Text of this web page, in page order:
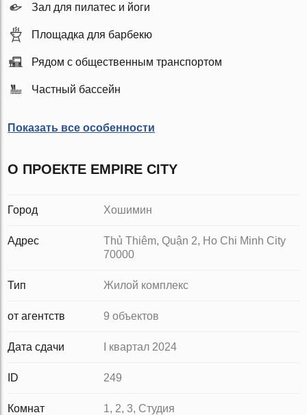
Зал для пилатес и йоги
Площадка для барбекю
Рядом с общественным транспортом
Частный бассейн
Показать все особенности
О ПРОЕКТЕ EMPIRE CITY
Город Хошимин
Адрес
Thủ Thiêm, Quận 2, Ho Chi Minh City
70000
Тип Жилой комплекс
от агентств 9 объектов
Дата сдачи I квартал 2024
ID 249
Комнат 1, 2, 3, Студия